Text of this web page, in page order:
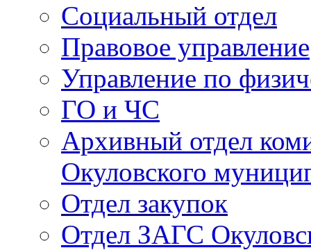
Социальный отдел
Правовое управление
Управление по
ГО и ЧС
Архивный отдел
Окуловского
Отдел закупок
Отдел ЗАГС